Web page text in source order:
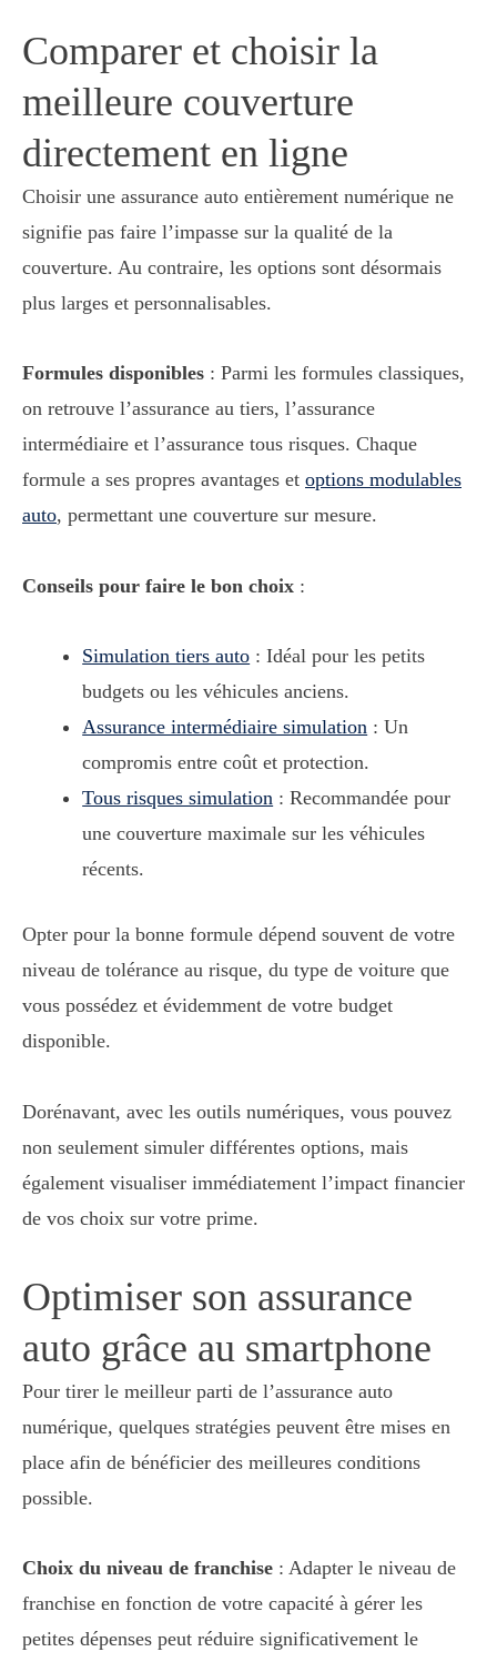
Comparer et choisir la
meilleure couverture
directement en ligne
Choisir une assurance auto entièrement numérique ne
signifie pas faire l’impasse sur la qualité de la
couverture. Au contraire, les options sont désormais
plus larges et personnalisables.
Formules disponibles : Parmi les formules classiques,
on retrouve l’assurance au tiers, l’assurance
intermédiaire et l’assurance tous risques. Chaque
formule a ses propres avantages et options modulables
auto, permettant une couverture sur mesure.
Conseils pour faire le bon choix :
Simulation tiers auto : Idéal pour les petits
budgets ou les véhicules anciens.
Assurance intermédiaire simulation : Un
compromis entre coût et protection.
Tous risques simulation : Recommandée pour
une couverture maximale sur les véhicules
récents.
Opter pour la bonne formule dépend souvent de votre
niveau de tolérance au risque, du type de voiture que
vous possédez et évidemment de votre budget
disponible.
Dorénavant, avec les outils numériques, vous pouvez
non seulement simuler différentes options, mais
également visualiser immédiatement l’impact financier
de vos choix sur votre prime.
Optimiser son assurance
auto grâce au smartphone
Pour tirer le meilleur parti de l’assurance auto
numérique, quelques stratégies peuvent être mises en
place afin de bénéficier des meilleures conditions
possible.
Choix du niveau de franchise : Adapter le niveau de
franchise en fonction de votre capacité à gérer les
petites dépenses peut réduire significativement le